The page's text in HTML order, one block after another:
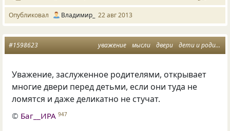
Опубликовал Владимир_ 22 авг 2013
уважение мысли двери дети и родители
#1598623
Уважение, заслуженное родителями, открывает
многие двери перед детьми, если они туда не
ломятся и даже деликатно не стучат.
© Баг__ИРА 947